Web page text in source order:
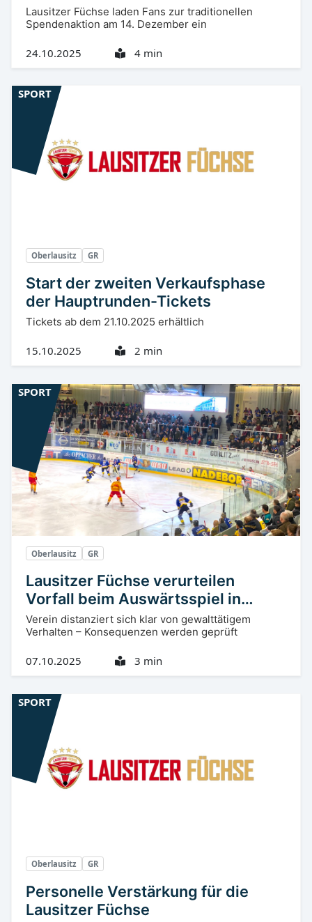
Lausitzer Füchse laden Fans zur traditionellen
Spendenaktion am 14. Dezember ein
24.10.2025 4 min
Oberlausitz GR
Start der zweiten Verkaufsphase
der Hauptrunden-Tickets
Tickets ab dem 21.10.2025 erhältlich
15.10.2025 2 min
SPORT
Oberlausitz GR
Lausitzer Füchse verurteilen
Vorfall beim Auswärtsspiel in
Weiden
Verein distanziert sich klar von gewalttätigem
Verhalten – Konsequenzen werden geprüft
07.10.2025 3 min
SPORT
Oberlausitz GR
Personelle Verstärkung für die
Lausitzer Füchse
SPORT